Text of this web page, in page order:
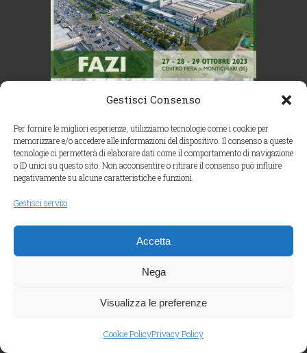
Gestisci Consenso
Per fornire le migliori esperienze, utilizziamo tecnologie come i cookie per
memorizzare e/o accedere alle informazioni del dispositivo. Il consenso a queste
tecnologie ci permetterà di elaborare dati come il comportamento di navigazione
o ID unici su questo sito. Non acconsentire o ritirare il consenso può influire
negativamente su alcune caratteristiche e funzioni.
Gestisci servizi
Accetta
Nega
Visualizza le preferenze
Cookie PolicyPrivacy Policy